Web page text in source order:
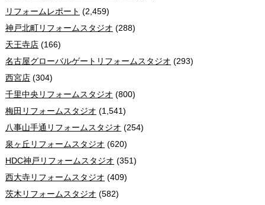
リフォームレポート (2,459)
神戸北町リフォームスタジオ (288)
天王寺店(166)
名古屋グローバルゲートリフォームスタジオ (293)
西宮店(304)
千里中央リフォームスタジオ (800)
梅田リフォームスタジオ (1,541)
八事山手通リフォームスタジオ (254)
泉ヶ丘リフォームスタジオ (620)
HDC神戸リフォームスタジオ (351)
西大寺リフォームスタジオ (409)
茨木リフォームスタジオ (582)